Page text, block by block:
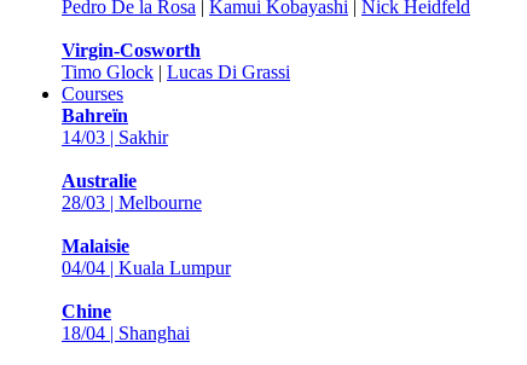
Pedro De la Rosa | Kamui Kobayashi | Nick Heidfeld
Virgin-Cosworth
Timo Glock | Lucas Di Grassi
Courses
Bahreïn
14/03 | Sakhir
Australie
28/03 | Melbourne
Malaisie
04/04 | Kuala Lumpur
Chine
18/04 | Shanghai